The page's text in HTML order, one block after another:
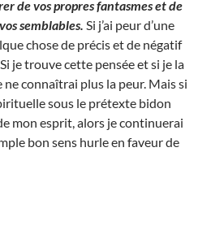
de vos propres fantasmes et de
semblables. Si j’ai peur d’une
chose de précis et de négatif
je trouve cette pensée et si je la
connaîtrai plus la peur. Mais si
sous le prétexte bidon
mon esprit, alors je continuerai
bon sens hurle en faveur de